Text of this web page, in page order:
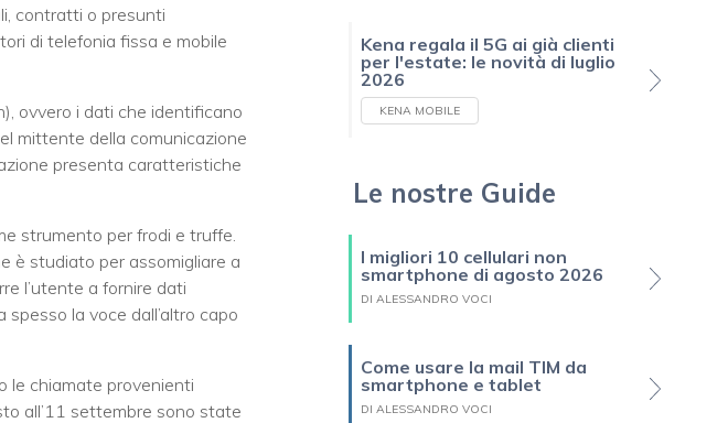
contratti o presunti
di telefonia fissa e mobile
ovvero i dati che identificano
mittente della comunicazione
presenta caratteristiche
strumento per frodi e truffe.
è studiato per assomigliare a
l’utente a fornire dati
la voce dall’altro capo
le chiamate provenienti
all’11 settembre sono state
Kena regala il 5G ai già clienti
per l'estate: le novità di luglio
2026
KENA MOBILE
Le nostre Guide
I migliori 10 cellulari non
smartphone di agosto 2026
DI ALESSANDRO VOCI
Come usare la mail TIM da
smartphone e tablet
DI ALESSANDRO VOCI